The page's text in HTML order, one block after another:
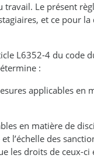
travail. Le présent
et ce pour
L6352-4 du code
:
applicables en
en matière de
l’échelle des
les droits de ceux-ci